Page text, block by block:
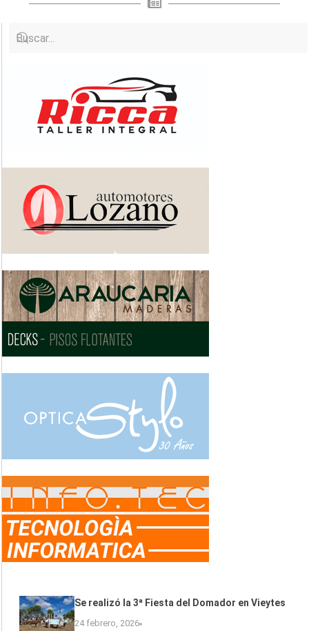
Se realizó la 3ª Fiesta del Domador en Vieytes
24 febrero, 2026